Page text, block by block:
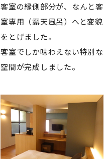
客室の縁側部分が、なんと客
室専用（露天風呂）へと変貌
をとげました。
客室でしか味わえない特別な
空間が完成しました。